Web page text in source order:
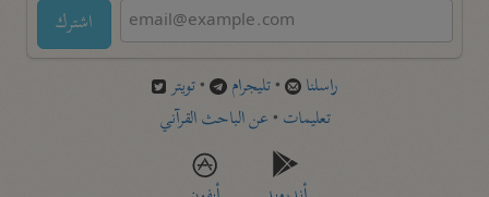
اشترك
راسلنا •تليجرام •تويتر
تعليمات •عن الباحث القرآني